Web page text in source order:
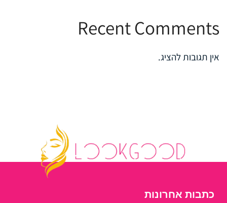
Recent Comments
אין תגובות להציג.
כתבות אחרונות